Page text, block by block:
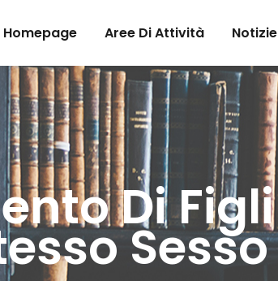
Homepage Aree Di Attività Notizie
Di Figli
Sesso